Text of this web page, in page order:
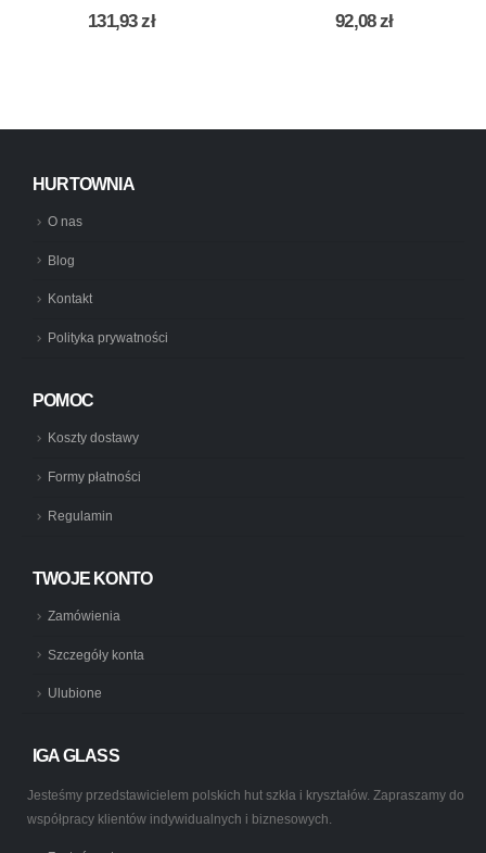
out of 5
131,93zł out of 5
92,08zł
HURTOWNIA
O nas
Blog
Kontakt
Polityka prywatności
POMOC
Koszty dostawy
Formy płatności
Regulamin
TWOJE KONTO
Zamówienia
Szczegóły konta
Ulubione
IGA GLASS
Jesteśmy przedstawicielem polskich hut szkła i kryształów. Zapraszamy do
współpracy klientów indywidualnych i biznesowych.